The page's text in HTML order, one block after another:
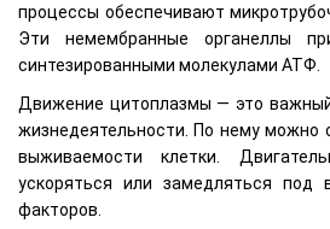
процессы обеспечивают
Эти немембранные органеллы
синтезированными молекулами АТФ.
Движение цитоплазмы — это важный
жизнедеятельности. По нему можно
выживаемости клетки.
ускоряться или замедляться под
факторов.